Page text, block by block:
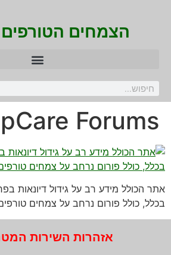
הצמחים הטורפים
Forums
אתר הכולל מידע רב על גידול דיונאות
בכלל, כולל פורום נרחב על צמחים
אזהרות השירות